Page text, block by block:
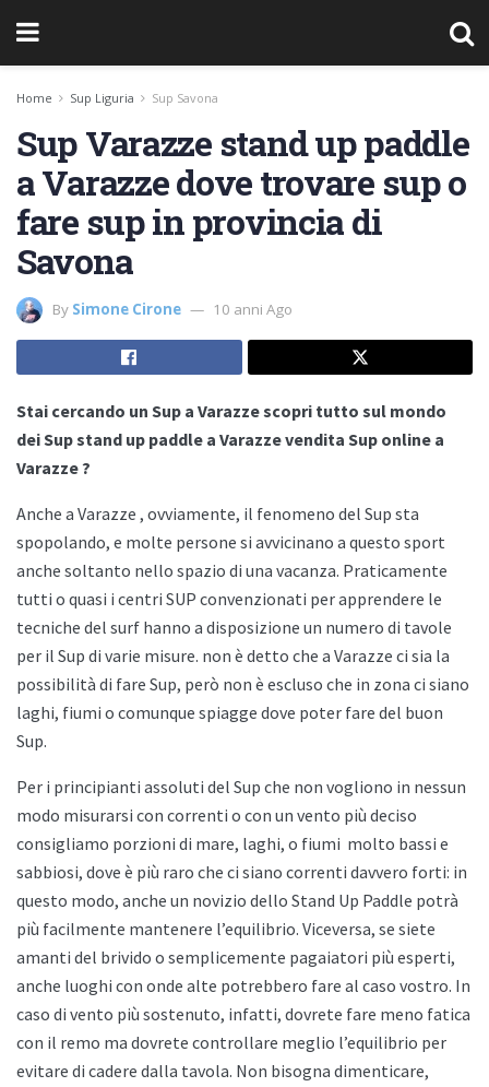
Home Sup Liguria Sup Savona
Sup Varazze stand up paddle
a Varazze dove trovare sup o
fare sup in provincia di
Savona
By Simone Cirone 10 anni Ago
Stai cercando un Sup a Varazze scopri tutto sul mondo
dei Sup stand up paddle a Varazze vendita Sup online a
Varazze ?
Anche a Varazze , ovviamente, il fenomeno del Sup sta
spopolando, e molte persone si avvicinano a questo sport
anche soltanto nello spazio di una vacanza. Praticamente
tutti o quasi i centri SUP convenzionati per apprendere le
tecniche del surf hanno a disposizione un numero di tavole
per il Sup di varie misure. non è detto che a Varazze ci sia la
possibilità di fare Sup, però non è escluso che in zona ci siano
laghi, fiumi o comunque spiagge dove poter fare del buon
Sup.
Per i principianti assoluti del Sup che non vogliono in nessun
modo misurarsi con correnti o con un vento più deciso
consigliamo porzioni di mare, laghi, o fiumi molto bassi e
sabbiosi, dove è più raro che ci siano correnti davvero forti: in
questo modo, anche un novizio dello Stand Up Paddle potrà
più facilmente mantenere l’equilibrio. Viceversa, se siete
amanti del brivido o semplicemente pagaiatori più esperti,
anche luoghi con onde alte potrebbero fare al caso vostro. In
caso di vento più sostenuto, infatti, dovrete fare meno fatica
con il remo ma dovrete controllare meglio l’equilibrio per
evitare di cadere dalla tavola. Non bisogna dimenticare,